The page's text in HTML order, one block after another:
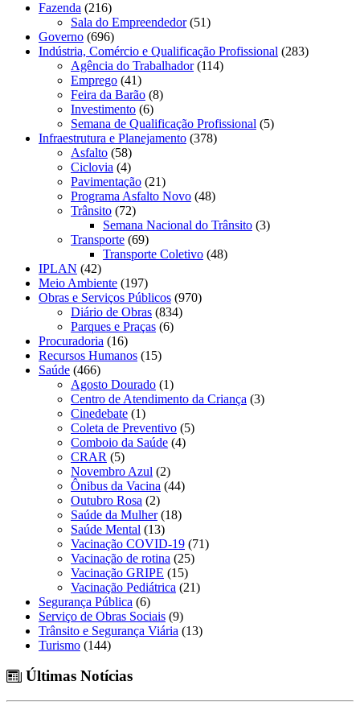
Fazenda (216)
Sala do Empreendedor(51)
Governo (696)
Indústria, Comércio e Qualificação Profissional (283)
Agência do Trabalhador(114)
Emprego (41)
Feira da Barão (8)
Investimento (6)
Semana de Qualificação Profissional (5)
Infraestrutura e Planejamento (378)
Asfalto (58)
Ciclovia (4)
Pavimentação (21)
Programa Asfalto Novo (48)
Trânsito (72)
Semana Nacional do Trânsito (3)
Transporte (69)
Transporte Coletivo (48)
IPLAN (42)
Meio Ambiente (197)
Obras e Serviços Públicos (970)
Diário de Obras (834)
Parques e Praças (6)
Procuradoria (16)
Recursos Humanos (15)
Saúde (466)
Agosto Dourado (1)
Centro de Atendimento da Criança (3)
Cinedebate (1)
Coleta de Preventivo (5)
Comboio da Saúde (4)
CRAR (5)
Novembro Azul (2)
Ônibus da Vacina (44)
Outubro Rosa (2)
Saúde da Mulher(18)
Saúde Mental (13)
Vacinação COVID-19 (71)
Vacinação de rotina (25)
Vacinação GRIPE (15)
Vacinação Pediátrica (21)
Segurança Pública (6)
Serviço de Obras Sociais (9)
Trânsito e Segurança Viária (13)
Turismo (144)
Últimas Notícias